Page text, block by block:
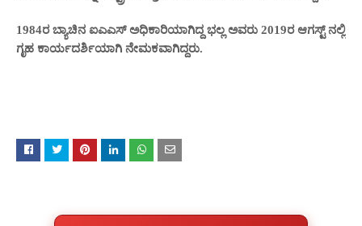
1984ರ ಬ್ಯಾಚಿನ ಐಎಎಸ್ ಅಧಿಕಾರಿಯಾಗಿದ್ದ ಭಲ್ಲ ಅವರು 2019ರ ಆಗಸ್ಟ್ ನಲ್ಲಿ
ಗೃಹ ಕಾರ್ಯದರ್ಶಿಯಾಗಿ ನೇಮಕವಾಗಿದ್ದರು.